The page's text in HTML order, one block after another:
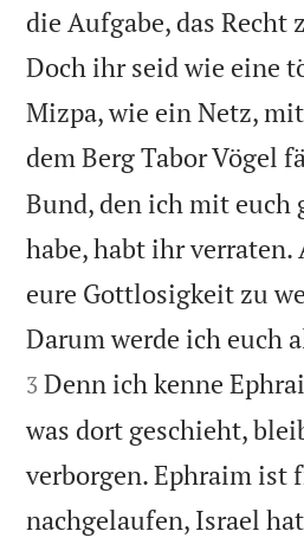
die Aufgabe, das Recht
Doch ihr seid wie eine
Mizpa, wie ein Netz,
dem Berg Tabor Vögel
Bund, den ich mit euch
habe, habt ihr
eure Gottlosigkeit zu
Darum werde ich euch
3 Denn ich kenne
was dort geschieht,
verborgen. Ephraim ist
nachgelaufen, Israel